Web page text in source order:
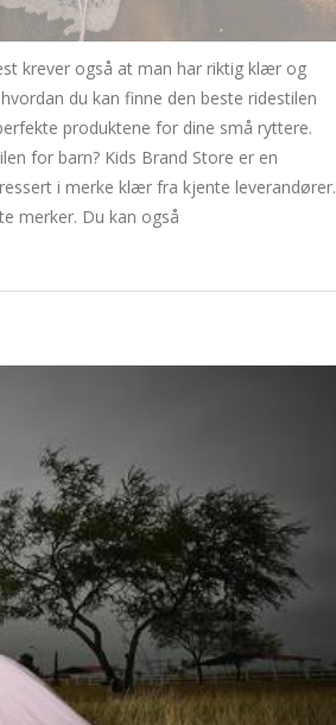
krever også at man har riktig klær og
du kan finne den beste ridestilen
produktene for dine små ryttere.
for barn? Kids Brand Store er en
i merke klær fra kjente leverandører.
merker. Du kan også